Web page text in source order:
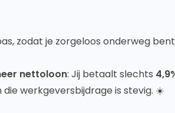
zodat je zorgeloos onderweg
nettoloon: Jij betaalt slechts
werkgeversbijdrage is stevig. ☀️